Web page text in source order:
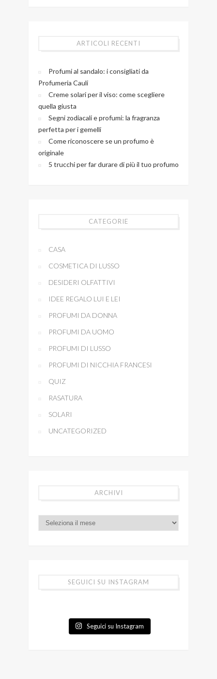
ARTICOLI RECENTI
Profumi al sandalo: i consigliati da
Profumeria Cauli
Creme solari per il viso: come scegliere
quella giusta
Segni zodiacali e profumi: la fragranza
perfetta per i gemelli
Come riconoscere se un profumo è
originale
5 trucchi per far durare di più il tuo profumo
CATEGORIE
CASA
COSMETICA DI LUSSO
DESIDERI OLFATTIVI
IDEE REGALO LUI E LEI
PROFUMI DA DONNA
PROFUMI DA UOMO
PROFUMI DI LUSSO
PROFUMI DI NICCHIA FRANCESI
QUIZ
RASATURA
SOLARI
UNCATEGORIZED
ARCHIVI
SEGUICI SU INSTAGRAM
Seguici su Instagram